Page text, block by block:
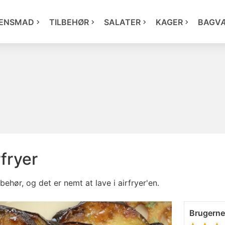
TILBEHØR SALATER KAGER
og det er nemt at lave i airfryer'en.